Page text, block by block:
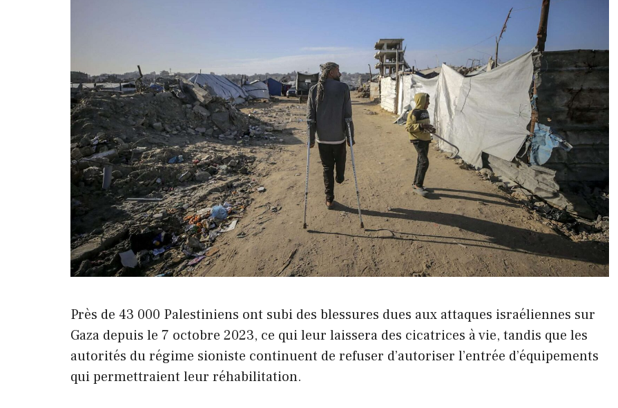
Près de 43 000 Palestiniens ont subi des blessures dues aux attaques israéliennes sur
Gaza depuis le 7 octobre 2023, ce qui leur laissera des cicatrices à vie, tandis que les
autorités du régime sioniste continuent de refuser d’autoriser l’entrée d’équipements
qui permettraient leur réhabilitation.